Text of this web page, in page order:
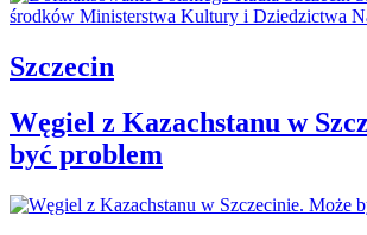
Szczecin
Węgiel z Kazachstanu w
być problem